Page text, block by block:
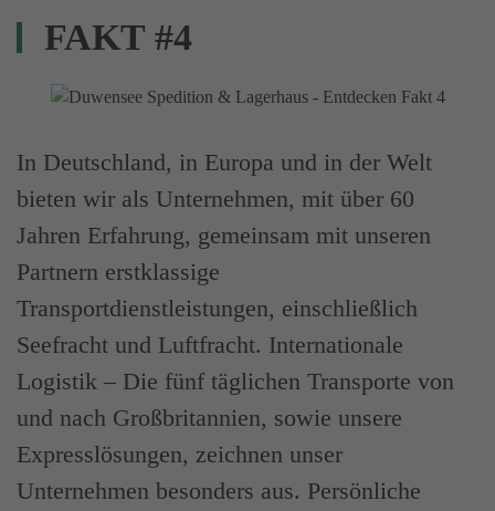
FAKT #4
In Deutschland, in Europa und in der Welt
bieten wir als Unternehmen, mit über 60
Jahren Erfahrung, gemeinsam mit unseren
Partnern erstklassige
Transportdienstleistungen, einschließlich
Seefracht und Luftfracht. Internationale
Logistik – Die fünf täglichen Transporte von
und nach Großbritannien, sowie unsere
Expresslösungen, zeichnen unser
Unternehmen besonders aus. Persönliche